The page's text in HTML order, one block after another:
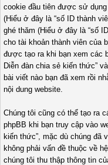
cookie đầu tiên được sử
(Hiểu ở đây là “số ID thành
ghé thăm (Hiểu ở đây là “số
cho tài khoản thành viên của
được tạo ra khi bạn xem các
Diễn đàn chia sẻ kiến thức”
bài viết nào bạn đã xem rồi
nội dung website.
Chúng tôi cũng có thể tạo ra
phpBB khi bạn truy cập vào
kiến thức”, mặc dù chúng đã
không phải vấn đề thuộc về
chúng tôi thu thập thông tin